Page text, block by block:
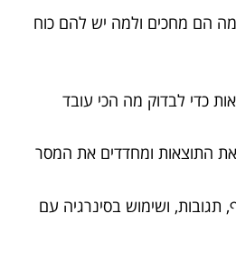
הם מחכים ולמה יש להם כוח
כדי לבדוק מה הכי עובד
את התוצאות ומחדדים את המסר
תגובות, ושימוש בסינרגיה עם